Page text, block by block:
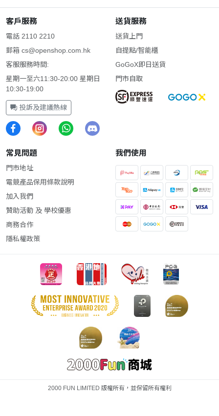
客戶服務
電話 2110 2210
郵箱 cs@openshop.com.hk
客服服務時間:
星期一至六11:30-20:00 星期日
10:30-19:00
投訴及建議熱線
送貨服務
送貨上門
自提點/智能櫃
GoGoX即日送貨
門市自取
常見問題
門市地址
電競產品保用條款說明
加入我們
贊助活動 及 學校優惠
商務合作
隱私權政策
我們使用
2000 FUN LIMITED 版權所有，並保留所有權利